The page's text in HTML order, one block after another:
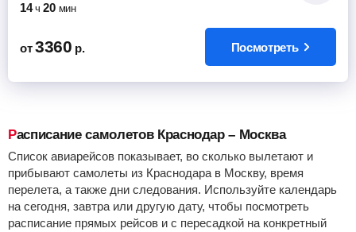
14 ч 20 мин
от 3360 р. Посмотреть
Расписание самолетов Краснодар – Москва
Список авиарейсов показывает, во сколько вылетают и
прибывают самолеты из Краснодара в Москву, время
перелета, а также дни следования. Используйте календарь
на сегодня, завтра или другую дату, чтобы посмотреть
расписание прямых рейсов и с пересадкой на конкретный